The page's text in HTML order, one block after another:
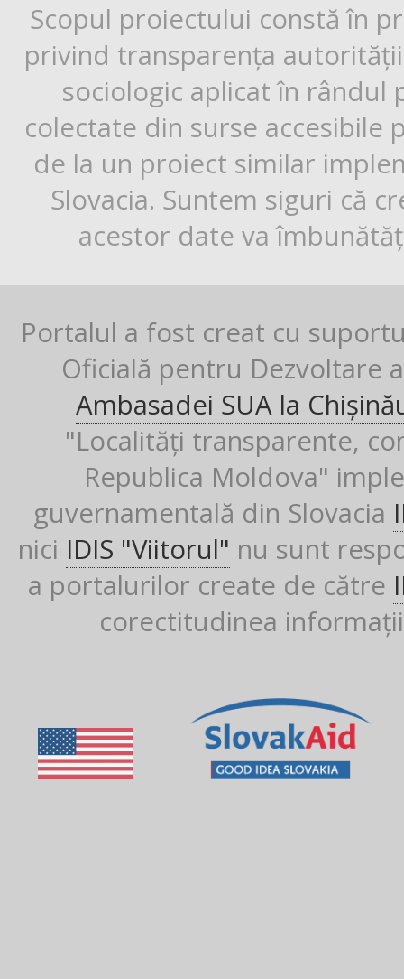
Scopul proiectului constă în
privind transparența
sociologic aplicat în rândul
colectate din surse
de la un proiect similar
Slovacia. Suntem siguri că
acestor date va
Portalul a fost creat cu
Oficială pentru Dezvoltare
Ambasadei SUA la
"Localități transparente,
Republica Moldova"
guvernamentală din Slovacia
nici IDIS "Viitorul" nu sunt
a portalurilor create de către
corectitudinea